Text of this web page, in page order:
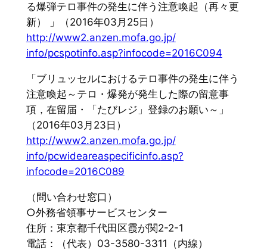
る爆弾テロ事件の発生に伴う注意喚起（再々更
新） 」（2016年03月25日）
http://www2.anzen.mofa.go.jp/
info/pcspotinfo.asp?infocode=2016C094
「ブリュッセルにおけるテロ事件の発生に伴う
注意喚起～テロ・ 爆発が発生した際の留意事
項，在留届・「たびレジ」 登録のお願い～」
（2016年03月23日）
http://www2.anzen.mofa.go.jp/
info/pcwideareaspecificinfo.asp?
infocode=2016C089
（問い合わせ窓口）
○外務省領事サービスセンター
住所：東京都千代田区霞が関2-2-1
電話：（代表）03-3580-3311（内線）